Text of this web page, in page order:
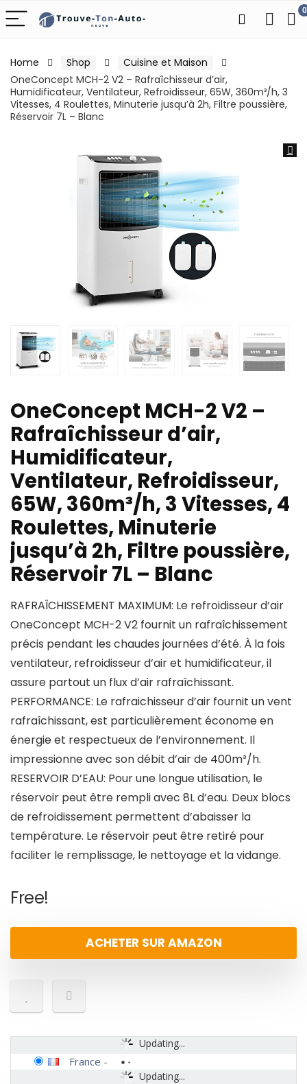
0
Home Shop
Cuisine et Maison
OneConcept MCH-2 V2 – Rafraîchisseur d’air,
Humidificateur, Ventilateur, Refroidisseur, 65W, 360m³/h, 3
Vitesses, 4 Roulettes, Minuterie jusqu’à 2h, Filtre poussière,
Réservoir 7L – Blanc
OneConcept MCH-2 V2 –
Rafraîchisseur d’air,
Humidificateur,
Ventilateur, Refroidisseur,
65W, 360m³/h, 3 Vitesses, 4
Roulettes, Minuterie
jusqu’à 2h, Filtre poussière,
Réservoir 7L – Blanc
RAFRAÎCHISSEMENT MAXIMUM: Le refroidisseur d’air
OneConcept MCH-2 V2 fournit un rafraîchissement
précis pendant les chaudes journées d’été. À la fois
ventilateur, refroidisseur d’air et humidificateur, il
assure partout un flux d’air rafraîchissant.
PERFORMANCE: Le rafraichisseur d’air fournit un vent
rafraîchissant, est particulièrement économe en
énergie et respectueux de l’environnement. Il
impressionne avec son débit d’air de 400m³/h.
RESERVOIR D’EAU: Pour une longue utilisation, le
réservoir peut être rempli avec 8L d’eau. Deux blocs
de refroidissement permettent d’abaisser la
température. Le réservoir peut être retiré pour
faciliter le remplissage, le nettoyage et la vidange.
Free!
ACHETER SUR AMAZON
Updating...
Updating...
France -